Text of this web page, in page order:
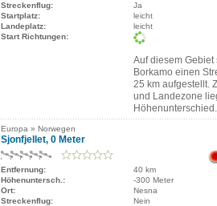
Streckenflug:
Ja
Startplatz:
leicht
Landeplatz:
leicht
Start Richtungen:
Auf diesem Gebiet
Borkamo einen
25 km aufgestellt.
und Landezone
Höhenunterschied.
Europa » Norwegen
Sjonfjellet, 0 Meter
Entfernung:
40 km
Höhenuntersch.:
-300 Meter
Ort:
Nesna
Streckenflug:
Nein